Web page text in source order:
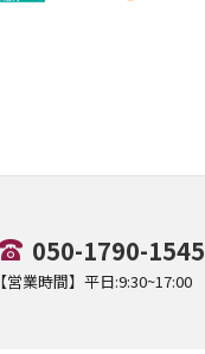
050-1790-1545
【営業時間】平日:9:30~17:00